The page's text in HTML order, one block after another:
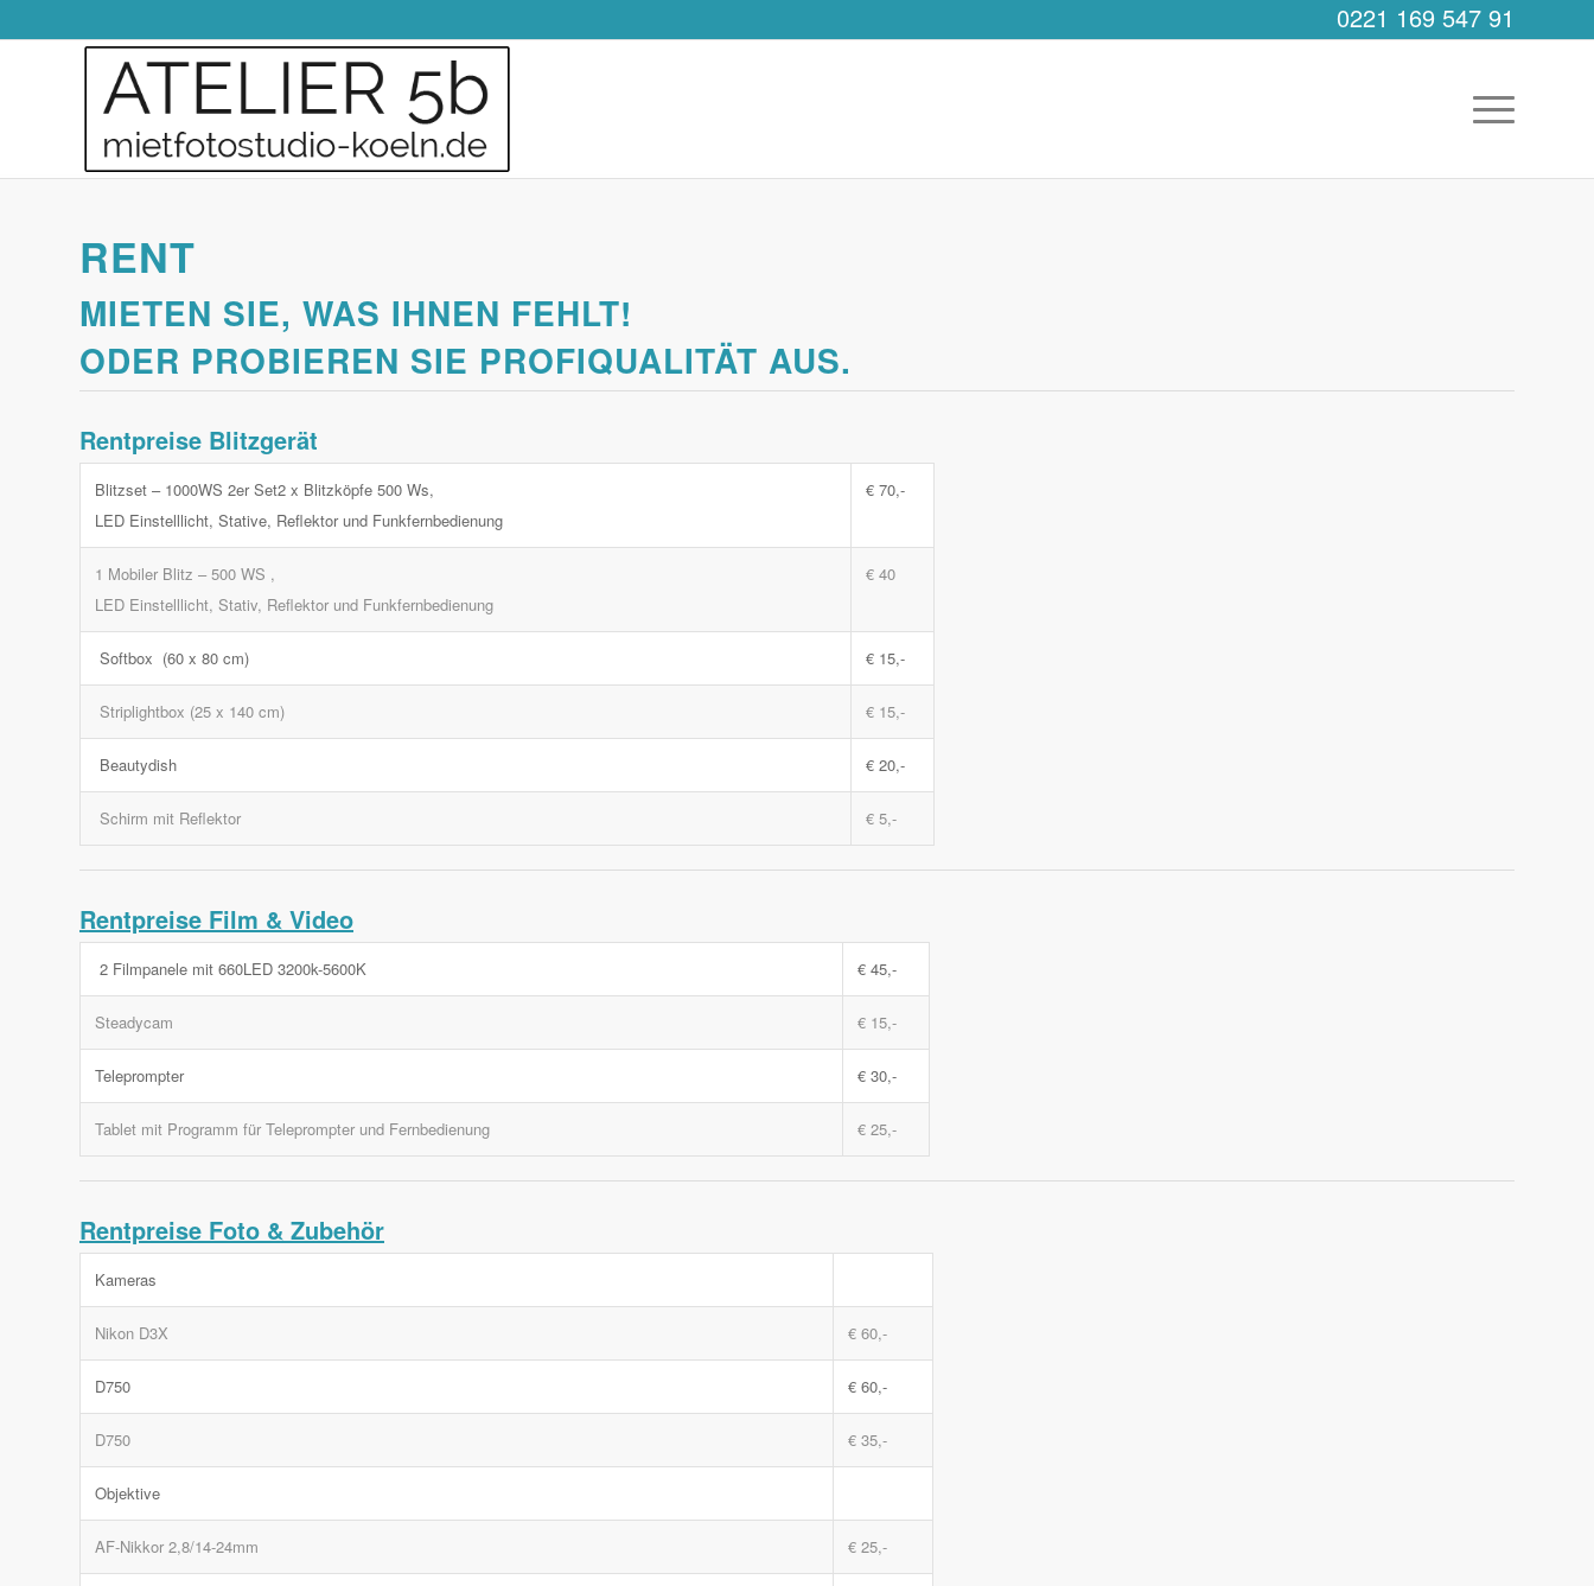
0221 169 547 91
RENT
MIETEN SIE, WAS IHNEN FEHLT!
ODER PROBIEREN SIE PROFIQUALITÄT AUS.
Rentpreise Blitzgerät
Blitzset – 1000WS 2er Set2 x Blitzköpfe 500 Ws,
LED Einstelllicht, Stative, Reflektor und Funkfernbedienung
€ 70,-
1 Mobiler Blitz – 500 WS ,
LED Einstelllicht, Stativ, Reflektor und Funkfernbedienung
€ 40
Softbox (60 x 80 cm) € 15,-
Striplightbox (25 x 140 cm) € 15,-
Beautydish € 20,-
Schirm mit Reflektor € 5,-
Rentpreise Film & Video
2 Filmpanele mit 660LED 3200k-5600K € 45,-
Steadycam € 15,-
Teleprompter € 30,-
Tablet mit Programm für Teleprompter und Fernbedienung € 25,-
Rentpreise Foto & Zubehör
Kameras
Nikon D3X € 60,-
D750 € 60,-
D750 € 35,-
Objektive
AF-Nikkor 2,8/14-24mm € 25,-